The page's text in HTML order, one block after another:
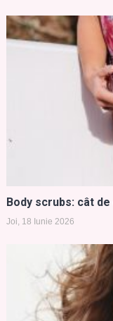
Body scrubs: cât
Joi, 18 Iunie 2026